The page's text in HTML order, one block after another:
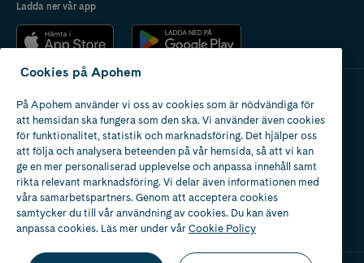
Ladda ner vår app
Apotek med tillstånd
av Läkemedelsverket
Cookies på Apohem
På Apohem använder vi oss av cookies som är nödvändiga för
att hemsidan ska fungera som den ska. Vi använder även cookies
för funktionalitet, statistik och marknadsföring. Det hjälper oss
att följa och analysera beteenden på vår hemsida, så att vi kan
ge en mer personaliserad upplevelse och anpassa innehåll samt
rikta relevant marknadsföring. Vi delar även informationen med
våra samarbetspartners. Genom att acceptera cookies
samtycker du till vår användning av cookies. Du kan även
anpassa cookies. Läs mer under vårCookie Policy